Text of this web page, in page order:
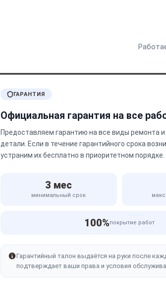
ГАРАНТИЯ
Официальная гарантия на все
Предоставляем гарантию на все виды ремонта
детали. Если в течение гарантийного срока
устраним их бесплатно в приоритетном порядке.
3 мес
минимальный срок
100%покрытие работ
Гарантийный талон выдаётся на руки после
подтверждает ваши права и условия